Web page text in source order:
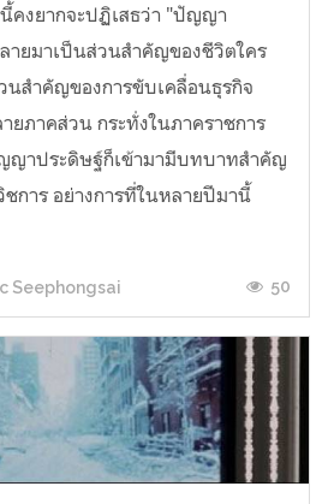
คงยากจะปฏิเสธว่า "ปัญญา
ายมาเป็นส่วนสำคัญของชีวิตใคร
นสำคัญของการขับเคลื่อนธุรกิจ
ยภาคส่วน กระทั่งในภาคราชการ
ญาประดิษฐ์ก็เข้ามามีบทบาทสำคัญ
ชการ อย่างการที่ในหลายปีมานี้
Seephongsai 50